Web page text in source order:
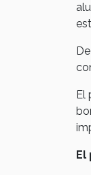
El
El